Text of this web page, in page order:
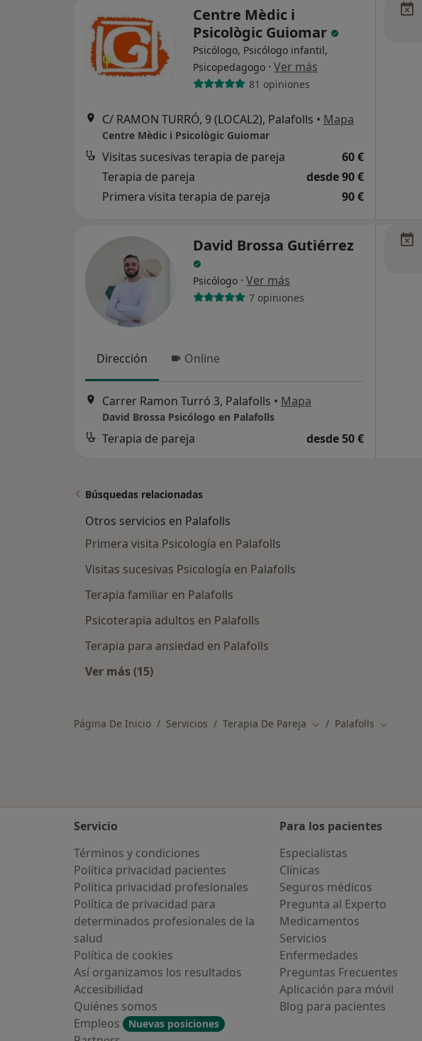
Centre Mèdic i
Psicològic Guiomar
Psicólogo, Psicólogo infantil,
Psicopedagogo · Ver más
81 opiniones
C/ RAMON TURRÓ, 9 (LOCAL2), Palafolls • Mapa
Centre Mèdic i Psicològic Guiomar
Visitas sucesivas terapia de pareja
60 €
Terapia de pareja
desde 90 €
Primera visita terapia de pareja
90 €
David Brossa Gutiérrez
Psicólogo · Ver más
7 opiniones
Dirección Online
Carrer Ramon Turró 3, Palafolls • Mapa
David Brossa Psicólogo en Palafolls
Terapia de pareja desde 50 €
Búsquedas relacionadas
Otros servicios en Palafolls
Primera visita Psicología en Palafolls
Visitas sucesivas Psicología en Palafolls
Terapia familiar en Palafolls
Psicoterapia adultos en Palafolls
Terapia para ansiedad en Palafolls
Ver más (15)
Página De Inicio Servicios Terapia De Pareja Cambiar de ciudad
Palafolls Cambiar
Servicio
Términos y condiciones
Política privacidad pacientes
Política privacidad profesionales
Política de privacidad para
determinados profesionales de la
salud
Política de cookies
Así organizamos los resultados
Accesibilidad
Quiénes somos
Empleos
Nuevas posiciones
Para los pacientes
Especialistas
Clínicas
Seguros médicos
Pregunta al Experto
Medicamentos
Servicios
Enfermedades
Preguntas Frecuentes
Aplicación para móvil
Blog para pacientes